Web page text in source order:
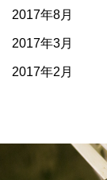
2017年8月
2017年3月
2017年2月